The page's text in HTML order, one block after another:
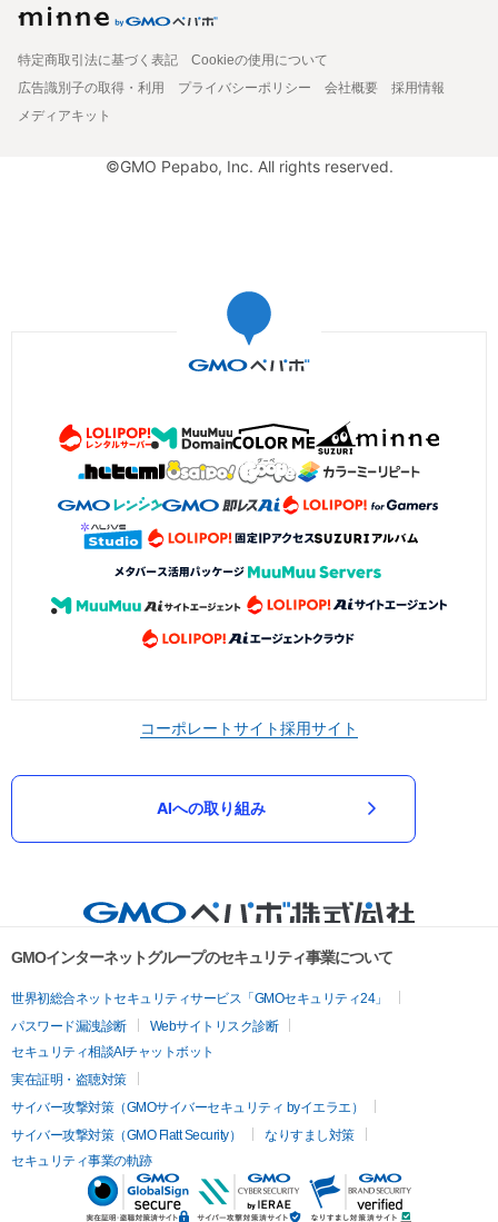
特定商取引法に基づく表記
Cookieの使用について
広告識別子の取得・利用
プライバシーポリシー 会社概要
採用情報
メディアキット
©GMO Pepabo, Inc. All rights reserved.
コーポレートサイト採用サイト
AIへの取り組み
GMOインターネットグループのセキュリティ事業について
世界初総合ネットセキュリティサービス「GMOセキュリティ24」
パスワード漏洩診断
Webサイトリスク診断
セキュリティ相談AIチャットボット
実在証明・盗聴対策
サイバー攻撃対策（GMOサイバーセキュリティ byイエラエ）
サイバー攻撃対策（GMO Flatt Security）
なりすまし対策
セキュリティ事業の軌跡